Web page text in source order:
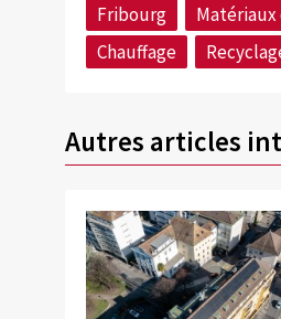
Fribourg
Chauffage
Autres articles